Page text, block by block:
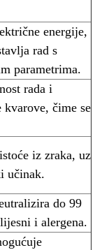
energije,
rad s
parametrima.
rada i
kvarove, čime se
iz zraka, uz
učinak.
do 99
i alergena.